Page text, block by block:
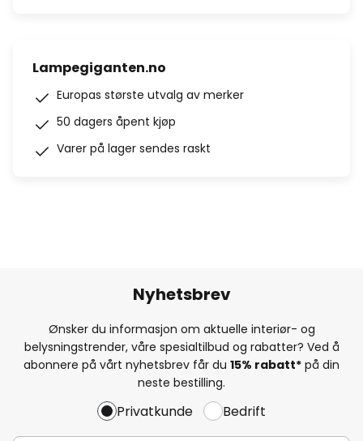
Lampegiganten.no
Europas største utvalg av merker
50 dagers åpent kjøp
Varer på lager sendes raskt
Nyhetsbrev
Ønsker du informasjon om aktuelle interiør- og
belysningstrender, våre spesialtilbud og rabatter? Ved å
abonnere på vårt nyhetsbrev får du 15% rabatt* på din
neste bestilling.
Privatkunde Bedrift